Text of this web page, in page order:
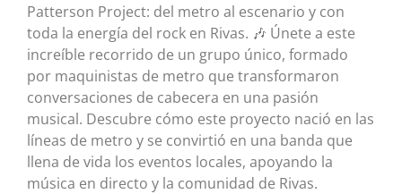
Patterson Project: del metro al escenario y con
toda la energía del rock en Rivas. 🎶 Únete a este
increíble recorrido de un grupo único, formado
por maquinistas de metro que transformaron
conversaciones de cabecera en una pasión
musical. Descubre cómo este proyecto nació en las
líneas de metro y se convirtió en una banda que
llena de vida los eventos locales, apoyando la
música en directo y la comunidad de Rivas.